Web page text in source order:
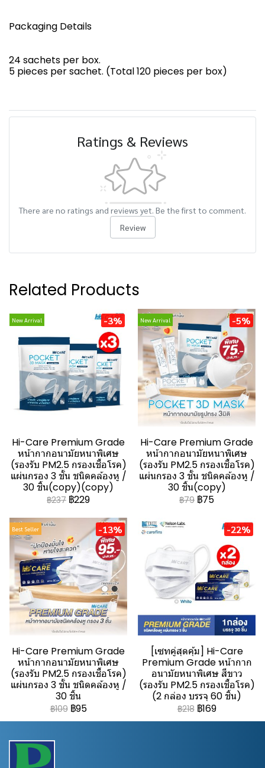
Packaging Details
24 sachets per box.
5 pieces per sachet. (Total 120 pieces per box)
Ratings & Reviews
There are no ratings and reviews yet. Be the first to comment.
Review
Related Products
New Arrival -3%
Hi-Care Premium Grade
หน้ากากอนามัยหนาพิเศษ
(รองรับ PM2.5 กรองเชื้อโรค)
แผ่นกรอง 3 ชั้น ชนิดคล้องหู /
30 ชิ้น(copy)(copy)
฿237 ฿229
New Arrival -5%
Hi-Care Premium Grade
หน้ากากอนามัยหนาพิเศษ
(รองรับ PM2.5 กรองเชื้อโรค)
แผ่นกรอง 3 ชั้น ชนิดคล้องหู /
30 ชิ้น(copy)
฿79 ฿75
Best Seller -13%
Hi-Care Premium Grade
หน้ากากอนามัยหนาพิเศษ
(รองรับ PM2.5 กรองเชื้อโรค)
แผ่นกรอง 3 ชั้น ชนิดคล้องหู /
30 ชิ้น
฿109 ฿95
-22%
[เซทคู่สุดคุ้ม] Hi-Care
Premium Grade หน้ากาก
อนามัยหนาพิเศษ สีขาว
(รองรับ PM2.5 กรองเชื้อโรค)
(2 กล่อง บรรจุ 60 ชิ้น)
฿218 ฿169